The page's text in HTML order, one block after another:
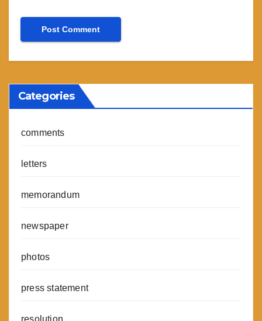
Categories
comments
letters
memorandum
newspaper
photos
press statement
resolution